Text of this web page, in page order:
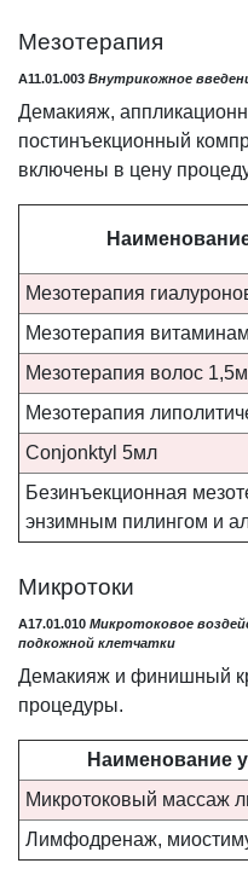
Мезотерапия
A11.01.003 Внутрикожное
Демакияж,
постинъекционный
включены в цену
Мезотерапия
Мезотерапия
Мезотерапия волос
Мезотерапия
Conjonktyl 5мл
Безинъекционная
энзимным пилингом и
Микротоки
A17.01.010 Микротоковое
подкожной клетчатки
Демакияж и финишный
процедуры.
Наименование
Микротоковый массаж
Лимфодренаж,